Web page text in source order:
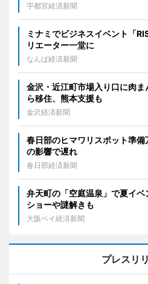
宇都宮経済新聞
ミナミでビジネスイベント「
リエーター一堂に
なんば経済新聞
金沢・近江町市場入り口に肉
ら移住、熊本支援も
金沢経済新聞
春日部のヒマワリスポット準
の影響で遅れ
春日部経済新聞
弁天町の「空庭温泉」で夏イ
ショーや謎解きも
大阪ベイ経済新聞
プレスリ